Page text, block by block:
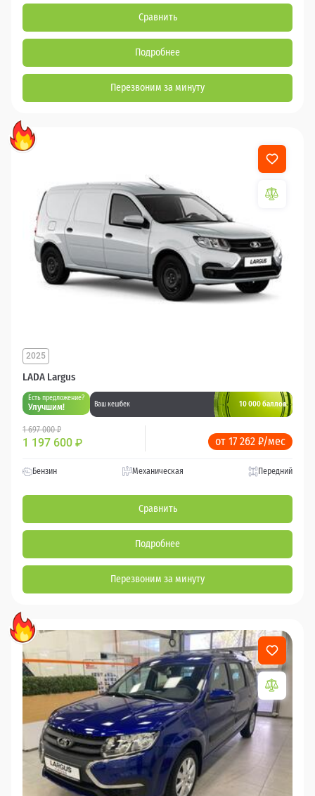
Сравнить
Подробнее
Перезвоним за минуту
LADA Largus
2025
Есть предложение?
Улучшим! Ваш кешбек 10 000 баллов
1 697 000 ₽
1 197 600 ₽ от 17 262 ₽/мес
Бензин Механическая Передний
Сравнить
Подробнее
Перезвоним за минуту